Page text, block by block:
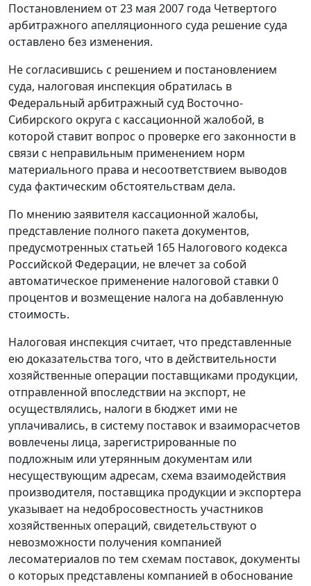
Постановлением от 23 мая 2007 года Четвертого
арбитражного апелляционного суда решение суда
оставлено без изменения.
Не согласившись с решением и постановлением
суда, налоговая инспекция обратилась в
Федеральный арбитражный суд Восточно-
Сибирского округа с кассационной жалобой, в
которой ставит вопрос о проверке его законности в
связи с неправильным применением норм
материального права и несоответствием выводов
суда фактическим обстоятельствам дела.
По мнению заявителя кассационной жалобы,
представление полного пакета документов,
предусмотренных статьей 165 Налогового кодекса
Российской Федерации, не влечет за собой
автоматическое применение налоговой ставки 0
процентов и возмещение налога на добавленную
стоимость.
Налоговая инспекция считает, что представленные
ею доказательства того, что в действительности
хозяйственные операции поставщиками продукции,
отправленной впоследствии на экспорт, не
осуществлялись, налоги в бюджет ими не
уплачивались, в систему поставок и взаиморасчетов
вовлечены лица, зарегистрированные по
подложным или утерянным документам или
несуществующим адресам, схема взаимодействия
производителя, поставщика продукции и экспортера
указывает на недобросовестность участников
хозяйственных операций, свидетельствуют о
невозможности получения компанией
лесоматериалов по тем схемам поставок, документы
о которых представлены компанией в обоснование